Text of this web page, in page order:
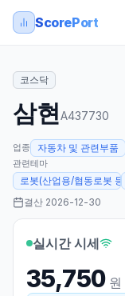
ScorePort
코스닥
삼현A437730
업종 자동차 및 관련부품
관련테마
로봇(산업용/협동로봇 등)
결산 2026-12-30
실시간 시세
35,750 원